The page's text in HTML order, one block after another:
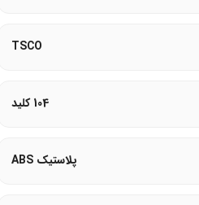
TSCO
104 کلید
پلاستیک ABS